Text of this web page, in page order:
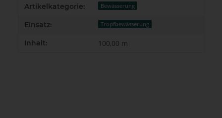
Artikelkategorie: Bewässerung
Einsatz: Tropfbewässerung
Inhalt: 100,00 m